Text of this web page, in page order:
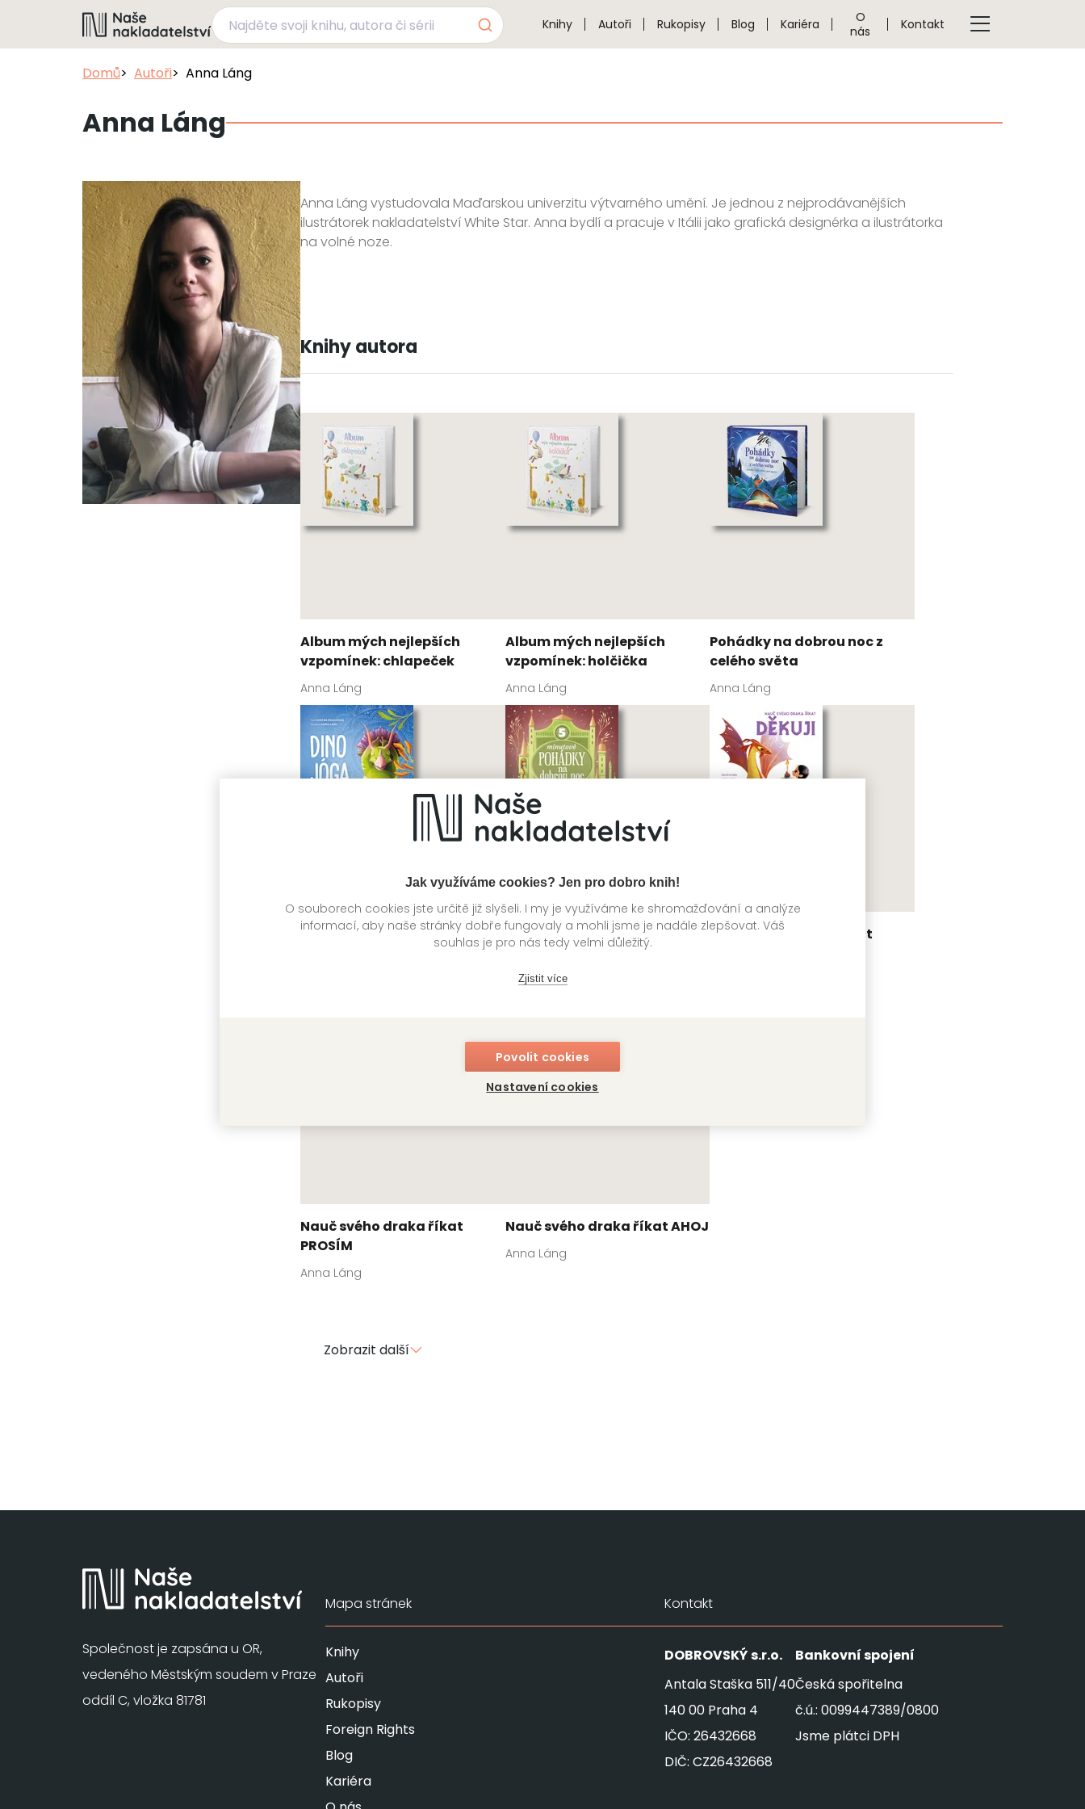
Jak využíváme cookies? Jen pro dobro knih!
O souborech cookies jste určitě již slyšeli. I my je využíváme ke shromažďování a analýze
informací, aby naše stránky dobře fungovaly a mohli jsme je nadále zlepšovat. Váš
souhlas je pro nás tedy velmi důležitý.
Zjistit více
Povolit cookies
Nastavení cookies
Knihy Autoři Rukopisy Blog Kariéra
O
nás
Kontakt
Domů Autoři Anna Láng
Anna Láng
Anna Láng vystudovala Maďarskou univerzitu výtvarného umění. Je jednou z nejprodávanějších
ilustrátorek nakladatelství White Star. Anna bydlí a pracuje v Itálii jako grafická designérka a ilustrátorka
na volné noze.
Knihy autora
Album mých nejlepších
vzpomínek: chlapeček
Anna Láng
Album mých nejlepších
vzpomínek: holčička
Anna Láng
Pohádky na dobrou noc z
celého světa
Anna Láng
Dino jóga
Pětiminutové pohádky na
dobrou noc
Anna Láng
Nauč svého draka říkat
Nauč svého draka říkat
PROSÍM
Anna Láng
Nauč svého draka říkat AHOJ
Anna Láng
Zobrazit další
Společnost je zapsána u OR,
vedeného Městským soudem v Praze
oddíl C, vložka 81781
Mapa stránek
Knihy
Autoři
Rukopisy
Foreign Rights
Blog
Kariéra
Kontakt
DOBROVSKÝs.r.o.
Antala Staška 511/40
140 00 Praha 4
IČO: 26432668
DIČ: CZ26432668
Bankovní spojení
Česká spořitelna
č.ú.: 0099447389/0800
Jsme plátci DPH